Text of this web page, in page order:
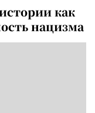
как
нацизма